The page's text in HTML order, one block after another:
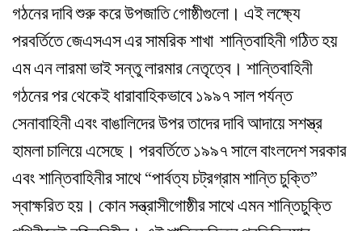
গঠনের দাবি শুরু করে উপজাতি গোষ্ঠীগুলো। এই লক্ষ্যে
পরবর্তিতে জেএসএস এর সামরিক শাখা শান্তিবাহিনী গঠিত হয়
এম এন লারমা ভাই সন্তু লারমার নেতৃত্বে। শান্তিবাহিনী
গঠনের পর থেকেই ধারাবাহিকভাবে ১৯৯৭ সাল পর্যন্ত
সেনাবাহিনী এবং বাঙালিদের উপর তাদের দাবি আদায়ে সশস্ত্র
হামলা চালিয়ে এসেছে। পরবর্তিতে ১৯৯৭ সালে বাংলদেশ সরকার
এবং শান্তিবাহিনীর সাথে “পার্বত্য চট্রগ্রাম শান্তি চুক্তি”
স্বাক্ষরিত হয়। কোন সন্ত্রাসীগোষ্ঠীর সাথে এমন শান্তিচুক্তি